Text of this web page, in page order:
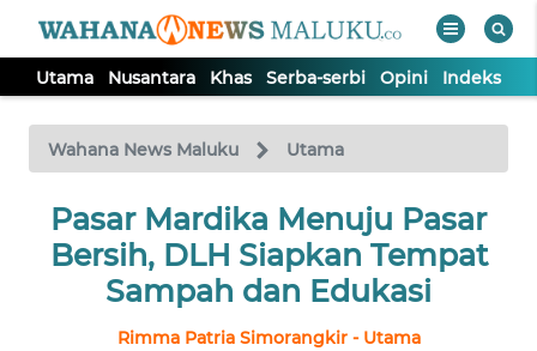
Utama Nusantara Khas Serba-serbi Opini Indeks
Wahana News Maluku Utama
Pasar Mardika Menuju Pasar
Bersih, DLH Siapkan Tempat
Sampah dan Edukasi
Rimma Patria Simorangkir - Utama
TV
Tutup
UTAMA
NUSANTARA